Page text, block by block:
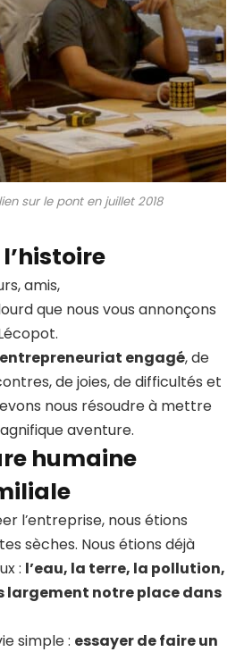
sur le pont en juillet 2018
amis,
que nous vous annonçons
engagé, de
de joies, de difficultés et
nous résoudre à mettre
aventure.
humaine
l’entreprise, nous étions
sèches. Nous étions déjà
: l’eau, la terre, la pollution,
largement notre place dans
simple : essayer de faire un